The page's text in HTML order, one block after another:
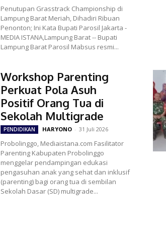
Penutupan Grasstrack Championship di
Lampung Barat Meriah, Dihadiri Ribuan
Penonton; Ini Kata Bupati Parosil Jakarta -
MEDIA ISTANA,Lampung Barat -- Bupati
Lampung Barat Parosil Mabsus resmi...
Workshop Parenting
Perkuat Pola Asuh
Positif Orang Tua di
Sekolah Multigrade
PENDIDIKAN HARYONO - 31 Juli 2026
Probolinggo, Mediaistana.com Fasilitator
Parenting Kabupaten Probolinggo
menggelar pendampingan edukasi
pengasuhan anak yang sehat dan inklusif
(parenting) bagi orang tua di sembilan
Sekolah Dasar (SD) multigrade...